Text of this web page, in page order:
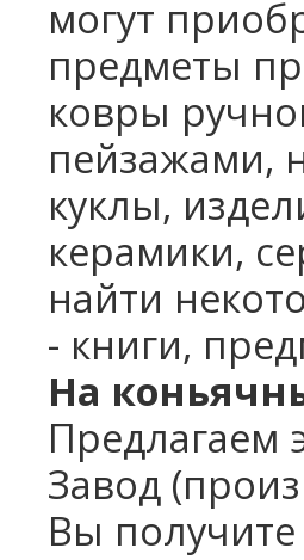
могут
предметы
ковры
пейзажами,
куклы,
керамики,
найти
- книги,
На
Предлагаем
Завод
Вы